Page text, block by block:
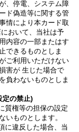
、停電、システム障
ド偽造等に関する管
情により本カード取
おいて、当社は予
内容の一部またはす
できるものとしま
ご利用いただけない
害が 生じた場合で
負わないものとしま
定の禁止)
質権等の担保の設定
いものとします。
に違反した場合、当